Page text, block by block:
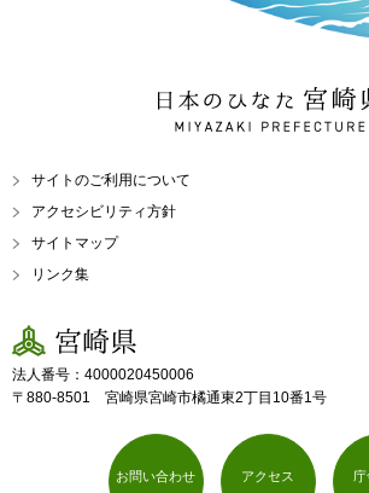
日本のひなた 宮崎県
MIYAZAKI PREFECTURE
サイトのご利用について
アクセシビリティ方針
サイトマップ
リンク集
宮崎県
法人番号：4000020450006
〒880-8501 宮崎県宮崎市橘通東2丁目10番1号
お問い合わせ アクセス